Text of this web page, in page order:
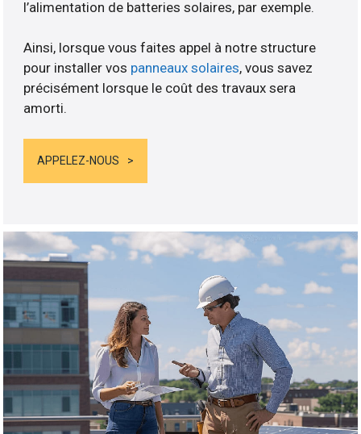
l’alimentation de batteries solaires, par exemple.
Ainsi, lorsque vous faites appel à notre structure
pour installer vos panneaux solaires, vous savez
précisément lorsque le coût des travaux sera
amorti.
APPELEZ-NOUS